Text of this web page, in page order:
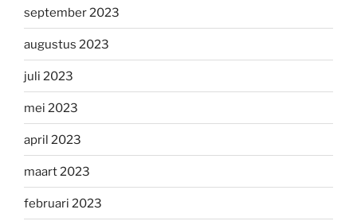
september 2023
augustus 2023
juli 2023
mei 2023
april 2023
maart 2023
februari 2023